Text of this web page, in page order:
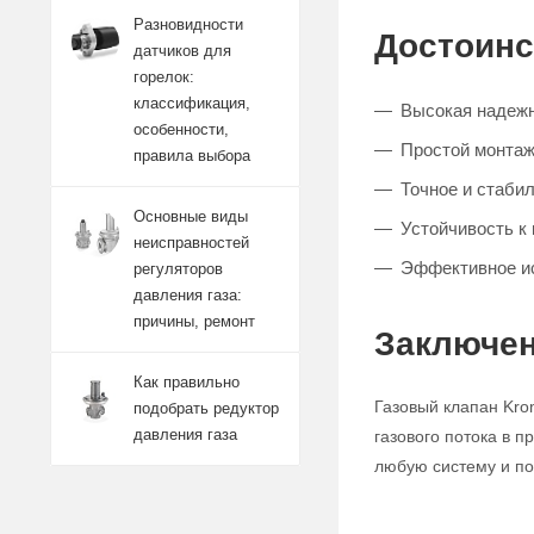
Высокая
Простой
Точное и
Устойчивость
Эффективное
Газовый клапан
газового потока в
любую систему и
Разновидности
датчиков для
горелок:
классификация,
особенности,
правила выбора
Основные виды
неисправностей
регуляторов
давления газа:
причины, ремонт
Как правильно
подобрать редуктор
давления газа